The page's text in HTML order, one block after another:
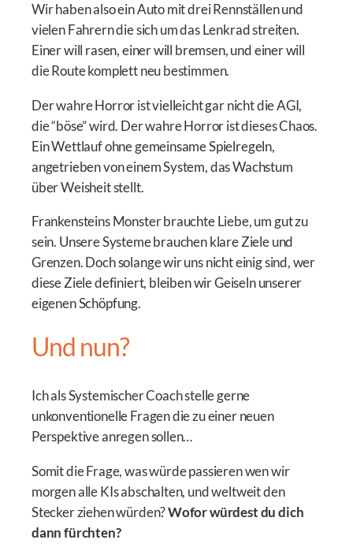
Wir haben also ein Auto mit drei Rennställen und
vielen Fahrern die sich um das Lenkrad streiten.
Einer will rasen, einer will bremsen, und einer will
die Route komplett neu bestimmen.
Der wahre Horror ist vielleicht gar nicht die AGI,
die “böse” wird. Der wahre Horror ist dieses Chaos.
Ein Wettlauf ohne gemeinsame Spielregeln,
angetrieben von einem System, das Wachstum
über Weisheit stellt.
Frankensteins Monster brauchte Liebe, um gut zu
sein. Unsere Systeme brauchen klare Ziele und
Grenzen. Doch solange wir uns nicht einig sind, wer
diese Ziele definiert, bleiben wir Geiseln unserer
eigenen Schöpfung.
Und nun?
Ich als Systemischer Coach stelle gerne
unkonventionelle Fragen die zu einer neuen
Perspektive anregen sollen…
Somit die Frage, was würde passieren wen wir
morgen alle KIs abschalten, und weltweit den
Stecker ziehen würden?Wofor würdest du dich
dann fürchten?